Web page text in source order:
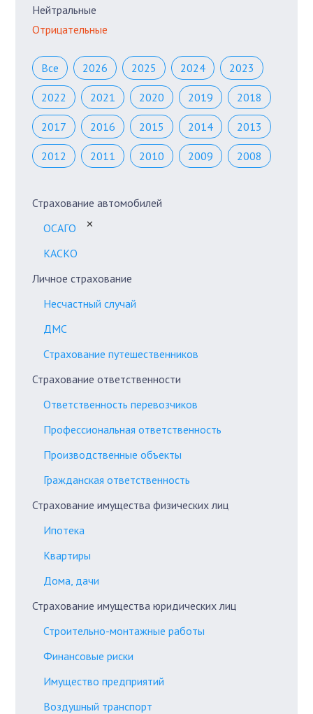
Нейтральные
Отрицательные
Все 2026 2025 2024 2023
2022 2021 2020 2019 2018
2017 2016 2015 2014 2013
2012 2011 2010 2009 2008
Страхование автомобилей
ОСАГО
✕
КАСКО
Личное страхование
Несчастный случай
ДМС
Страхование путешественников
Страхование ответственности
Ответственность перевозчиков
Профессиональная ответственность
Производственные объекты
Гражданская ответственность
Страхование имущества физических лиц
Ипотека
Квартиры
Дома, дачи
Страхование имущества юридических лиц
Строительно-монтажные работы
Финансовые риски
Имущество предприятий
Воздушный транспорт